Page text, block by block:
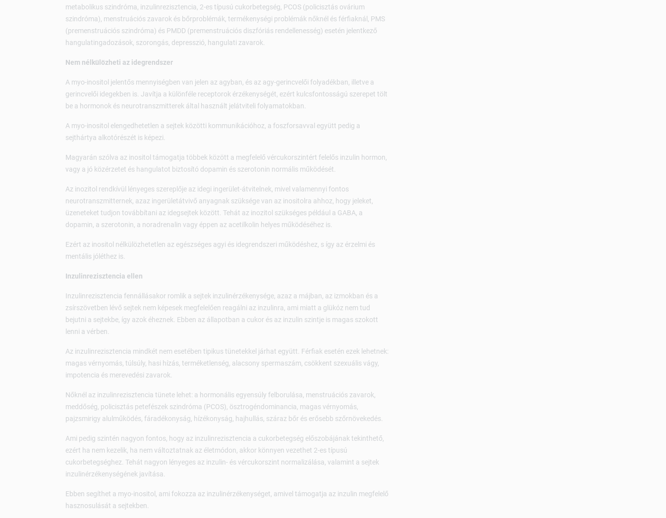
metabolikus szindróma, inzulinrezisztencia, 2-es típusú cukorbetegség, PCOS (policisztás ovárium
szindróma), menstruációs zavarok és bőrproblémák, termékenységi problémák nőknél és férfiaknál, PMS
(premenstruációs szindróma) és PMDD (premenstruációs diszfóriás rendellenesség) esetén jelentkező
hangulatingadozások, szorongás, depresszió, hangulati zavarok.
Nem nélkülözheti az idegrendszer
A myo-inositol jelentős mennyiségben van jelen az agyban, és az agy-gerincvelői folyadékban, illetve a
gerincvelői idegekben is. Javítja a különféle receptorok érzékenységét, ezért kulcsfontosságú szerepet tölt
be a hormonok és neurotranszmitterek által használt jelátviteli folyamatokban.
A myo-inositol elengedhetetlen a sejtek közötti kommunikációhoz, a foszforsavval együtt pedig a
sejthártya alkotórészét is képezi.
Magyarán szólva az inositol támogatja többek között a megfelelő vércukorszintért felelős inzulin hormon,
vagy a jó közérzetet és hangulatot biztosító dopamin és szerotonin normális működését.
Az inozitol rendkívül lényeges szereplője az idegi ingerület-átvitelnek, mivel valamennyi fontos
neurotranszmitternek, azaz ingerületátvivő anyagnak szüksége van az inositolra ahhoz, hogy jeleket,
üzeneteket tudjon továbbítani az idegsejtek között. Tehát az inozitol szükséges például a GABA, a
dopamin, a szerotonin, a noradrenalin vagy éppen az acetilkolin helyes működéséhez is.
Ezért az inositol nélkülözhetetlen az egészséges agyi és idegrendszeri működéshez, s így az érzelmi és
mentális jóléthez is.
Inzulinrezisztencia ellen
Inzulinrezisztencia fennállásakor romlik a sejtek inzulinérzékenysége, azaz a májban, az izmokban és a
zsírszövetben lévő sejtek nem képesek megfelelően reagálni az inzulinra, ami miatt a glükóz nem tud
bejutni a sejtekbe, így azok éheznek. Ebben az állapotban a cukor és az inzulin szintje is magas szokott
lenni a vérben.
Az inzulinrezisztencia mindkét nem esetében tipikus tünetekkel járhat együtt. Férfiak esetén ezek lehetnek:
magas vérnyomás, túlsúly, hasi hízás, terméketlenség, alacsony spermaszám, csökkent szexuális vágy,
impotencia és merevedési zavarok.
Nőknél az inzulinrezisztencia tünete lehet: a hormonális egyensúly felborulása, menstruációs zavarok,
meddőség, policisztás petefészek szindróma (PCOS), ösztrogéndominancia, magas vérnyomás,
pajzsmirigy alulműködés, fáradékonyság, hízékonyság, hajhullás, száraz bőr és erősebb szőrnövekedés.
Ami pedig szintén nagyon fontos, hogy az inzulinrezisztencia a cukorbetegség előszobájának tekinthető,
ezért ha nem kezelik, ha nem változtatnak az életmódon, akkor könnyen vezethet 2-es típusú
cukorbetegséghez. Tehát nagyon lényeges az inzulin- és vércukorszint normalizálása, valamint a sejtek
inzulinérzékenységének javítása.
Ebben segíthet a myo-inositol, ami fokozza az inzulinérzékenységet, amivel támogatja az inzulin megfelelő
hasznosulását a sejtekben.